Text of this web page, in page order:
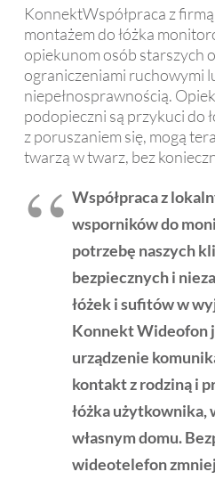
KonnektWspółpraca z
montażem do łóżka
opiekunom osób starszych
ograniczeniami ruchowymi
niepełnosprawnością.
podopieczni są przykuci do
z poruszaniem się, mogą
twarzą w twarz, bez
Współpraca z
wsporników do
potrzebę naszych
bezpiecznych i
łóżek i sufitów w
Konnekt Wideofon
urządzenie
kontakt z rodziną i
łóżka użytkownika,
własnym domu.
wideotelefon